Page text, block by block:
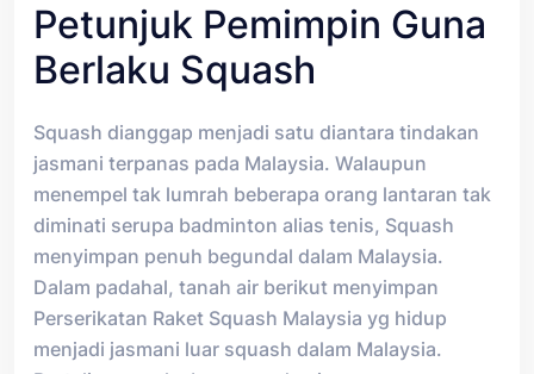
Petunjuk Pemimpin Guna
Berlaku Squash
Squash dianggap menjadi satu diantara tindakan
jasmani terpanas pada Malaysia. Walaupun
menempel tak lumrah beberapa orang lantaran tak
diminati serupa badminton alias tenis, Squash
menyimpan penuh begundal dalam Malaysia.
Dalam padahal, tanah air berikut menyimpan
Perserikatan Raket Squash Malaysia yg hidup
menjadi jasmani luar squash dalam Malaysia.